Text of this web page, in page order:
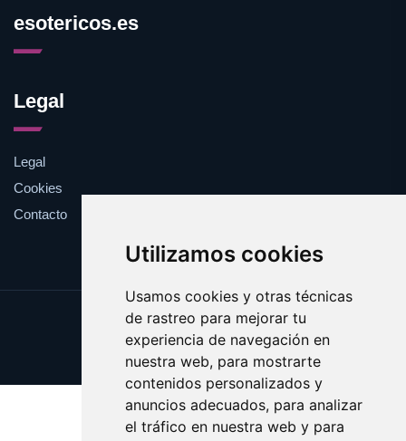
Utilizamos cookies
Usamos cookies y otras técnicas
de rastreo para mejorar tu
experiencia de navegación en
nuestra web, para mostrarte
contenidos personalizados y
anuncios adecuados, para analizar
el tráfico en nuestra web y para
esotericos.es
Legal
Legal
Cookies
Contacto
Update cookies preferences
Copyright © 2025 esotericos.es